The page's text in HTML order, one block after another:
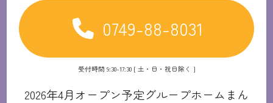
0749-88-8031
受付時間 9:30-17:30 [ 土・日・祝日除く ]
2026年4月オープン予定グループホームまん